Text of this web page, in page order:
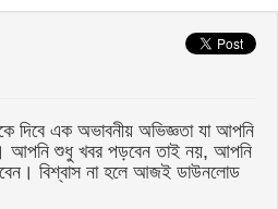
এক অভাবনীয় অভিজ্ঞতা যা আপনি
আপনি শুধু খবর পড়বেন তাই নয়, আপনি
বিশ্বাস না হলে আজই ডাউনলোড